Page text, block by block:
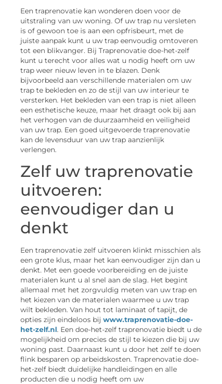
Een traprenovatie kan wonderen doen voor de
uitstraling van uw woning. Of uw trap nu versleten
is of gewoon toe is aan een opfrisbeurt, met de
juiste aanpak kunt u uw trap eenvoudig omtoveren
tot een blikvanger. Bij Traprenovatie doe-het-zelf
kunt u terecht voor alles wat u nodig heeft om uw
trap weer nieuw leven in te blazen. Denk
bijvoorbeeld aan verschillende materialen om uw
trap te bekleden en zo de stijl van uw interieur te
versterken. Het bekleden van een trap is niet alleen
een esthetische keuze, maar het draagt ook bij aan
het verhogen van de duurzaamheid en veiligheid
van uw trap. Een goed uitgevoerde traprenovatie
kan de levensduur van uw trap aanzienlijk
verlengen.
Zelf uw traprenovatie
uitvoeren:
eenvoudiger dan u
denkt
Een traprenovatie zelf uitvoeren klinkt misschien als
een grote klus, maar het kan eenvoudiger zijn dan u
denkt. Met een goede voorbereiding en de juiste
materialen kunt u al snel aan de slag. Het begint
allemaal met het zorgvuldig meten van uw trap en
het kiezen van de materialen waarmee u uw trap
wilt bekleden. Van hout tot laminaat of tapijt, de
opties zijn eindeloos bij www.traprenovatie-doe-
het-zelf.nl. Een doe-het-zelf traprenovatie biedt u de
mogelijkheid om precies de stijl te kiezen die bij uw
woning past. Daarnaast kunt u door het zelf te doen
flink besparen op arbeidskosten. Traprenovatie doe-
het-zelf biedt duidelijke handleidingen en alle
producten die u nodig heeft om uw